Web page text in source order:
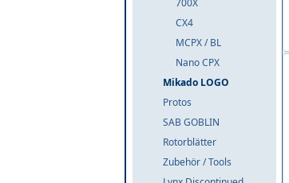
700X
CX4
MCPX / BL
Nano CPX
Mikado LOGO
Protos
SAB GOBLIN
Rotorblätter
Zubehör / Tools